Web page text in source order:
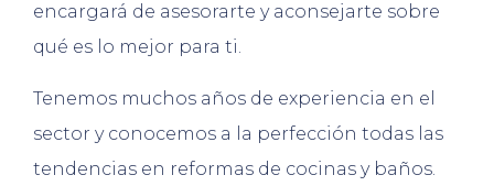
encargará de asesorarte y aconsejarte sobre
qué es lo mejor para ti.
Tenemos muchos años de experiencia en el
sector y conocemos a la perfección todas las
tendencias en reformas de cocinas y baños.